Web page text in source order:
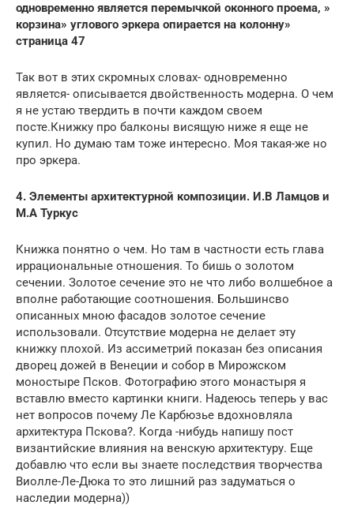
одновременно является перемычкой оконного проема, »
корзина» углового эркера опирается на колонну»
страница 47
Так вот в этих скромных словах- одновременно
является- описывается двойственность модерна. О чем
я не устаю твердить в почти каждом своем
посте.Книжку про балконы висящую ниже я еще не
купил. Но думаю там тоже интересно. Моя такая-же но
про эркера.
4. Элементы архитектурной композиции. И.В Ламцов и
М.А Туркус
Книжка понятно о чем. Но там в частности есть глава
иррациональные отношения. То бишь о золотом
сечении. Золотое сечение это не что либо волшебное а
вполне работающие соотношения. Большинсво
описанных мною фасадов золотое сечение
использовали. Отсутствие модерна не делает эту
книжку плохой. Из ассиметрий показан без описания
дворец дожей в Венеции и собор в Мирожском
моностыре Псков. Фотографию этого монастыря я
вставлю вместо картинки книги. Надеюсь теперь у вас
нет вопросов почему Ле Карбюзье вдохновляла
архитектура Пскова?. Когда -нибудь напишу пост
византийские влияния на венскую архитектуру. Еще
добавлю что если вы знаете последствия творчества
Виолле-Ле-Дюка то это лишний раз задуматься о
наследии модерна))